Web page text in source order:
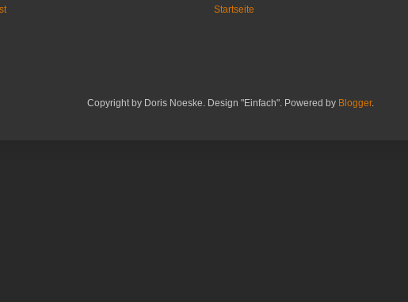
Startseite
Copyright by Doris Noeske. Design "Einfach". Powered by Blogger.